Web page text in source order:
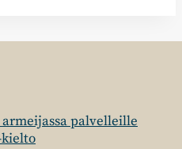
palvelleille
kielto